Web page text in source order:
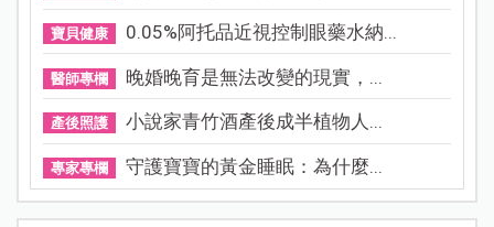
寶貝健康 0.05%阿托品近視控制眼藥水納...
醫師專欄 晚婚晚育是無法改變的現實，...
產後照護 小說家青竹酒產後成半植物人...
專家專欄 守護寶寶的黃金睡眠：為什麼...